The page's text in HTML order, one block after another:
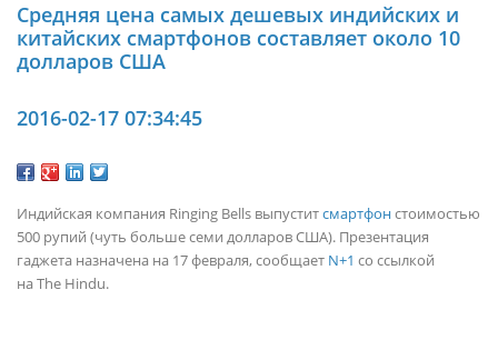
Средняя цена самых дешевых индийских и
китайских смартфонов составляет около 10
долларов США
2016-02-17 07:34:45
Индийская компания Ringing Bells выпуститсмартфонстоимостью
500 рупий (чуть больше семи долларов США). Презентация
гаджета назначена на 17 февраля, сообщает N+1 со ссылкой
на The Hindu.